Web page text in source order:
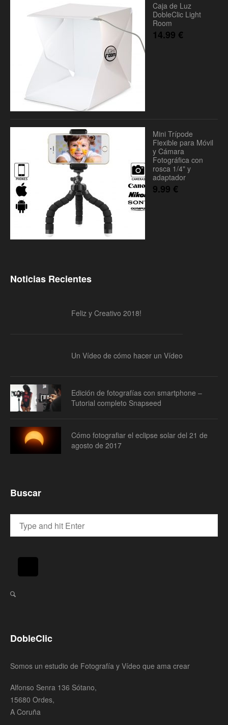
Caja de Luz
DobleClic Light
Room
14.99 €
Mini Trípode
Flexible para Móvil
y Cámara
Fotográfica con
rosca 1/4" y
adaptador
9.99 €
Noticias Recientes
Feliz y Creativo 2018!
Un Vídeo de cómo hacer un Vídeo
Edición de fotografías con smartphone –
Tutorial completo Snapseed
Cómo fotografiar el eclipse solar del 21 de
agosto de 2017
Buscar
DobleClic
Somos un estudio de Fotografía y Vídeo que ama crear
Alfonso Senra 136 Sótano,
15680 Ordes,
A Coruña